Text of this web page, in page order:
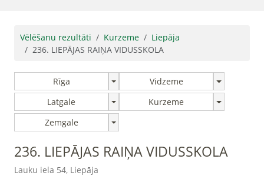
Vēlēšanu rezultāti Kurzeme
Liepāja
236. LIEPĀJAS RAIŅA VIDUSSKOLA
Rīga
Vidzeme
Latgale
Kurzeme
Zemgale
236. LIEPĀJAS RAIŅA VIDUSSKOLA
Lauku iela 54, Liepāja